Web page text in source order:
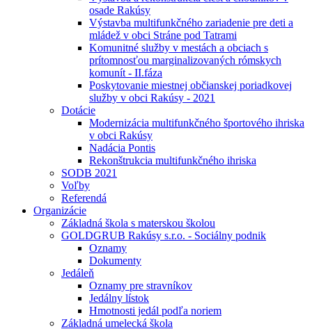
osade Rakúsy
Výstavba multifunkčného zariadenie pre deti a
mládež v obci Stráne pod Tatrami
Komunitné služby v mestách a obciach s
prítomnosťou marginalizovaných rómskych
komunít - II.fáza
Poskytovanie miestnej občianskej poriadkovej
služby v obci Rakúsy - 2021
Dotácie
Modernizácia multifunkčného športového ihriska
v obci Rakúsy
Nadácia Pontis
Rekonštrukcia multifunkčného ihriska
SODB 2021
Voľby
Referendá
Organizácie
Základná škola s materskou školou
GOLDGRUB Rakúsy s.r.o. - Sociálny podnik
Oznamy
Dokumenty
Jedáleň
Oznamy pre stravníkov
Jedálny lístok
Hmotnosti jedál podľa noriem
Základná umelecká škola